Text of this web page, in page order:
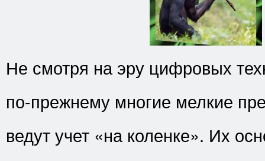
Не смотря на эру цифровых
по-прежнему многие мелкие
ведут учет «на коленке». Их